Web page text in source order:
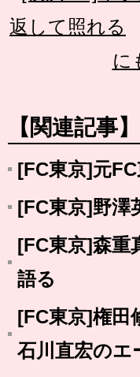
返して照れる
に
【関連記事】
[FC東京]元
[FC東京]野澤
[FC東京]森重
語る
[FC東京]権
石川直宏のエ